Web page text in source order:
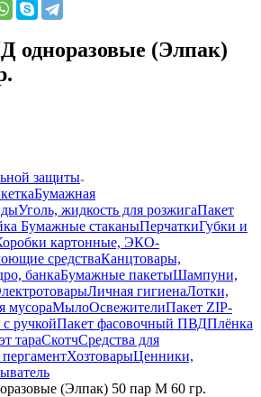
одноразовые (Элпак)
защиты
Бумажная
Уголь, жидкость для розжигаПакет
Бумажные стаканыПерчаткиГубки и
картонные, ЭКО-
средстваКанцтовары,
банкаБумажные пакетыШампуни,
Личная гигиенаЛотки,
мусораМылоОсвежителиПакет ZIP-
ручкойПакет фасовочный ПВДПлёнка
тараСкотчСредства для
ХозтоварыЦенники,
(Элпак) 50 пар М 60 гр.